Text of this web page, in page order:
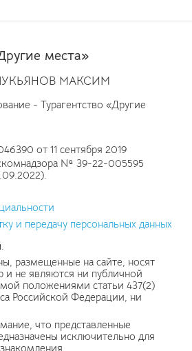
места»
МАКСИМ
- Турагентство «Другие
от 11 сентября 2019
№ 39-22-005595
и передачу персональных данных
размещенные на сайте, носят
и не являются ни публичной
положениями статьи 437(2)
Российской Федерации, ни
что представленные
исключительно для